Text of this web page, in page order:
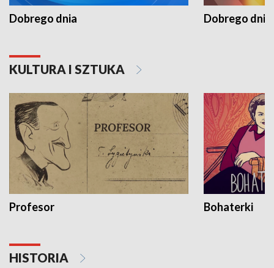
Dobrego dnia Dobrego dnia
KULTURA I SZTUKA
Profesor Bohaterki
HISTORIA